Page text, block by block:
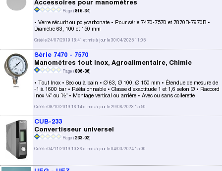
Accessoires pour manomètres
Page (816-34)
• Verre sécurit ou polycarbonate • Pour série 7470-7570 et 7870B-7970B •
Diamètre 63, 100 et 150 mm
Créé le 24/07/2019 18:41 et mis à jour le 30/04/2025 11:05
Série 7470 - 7570
Manomètres tout inox, Agroalimentaire, Chimie
Page (806-36)
• Tout Inox • Sec ou à bain • Ø 63, Ø 100, Ø 150 mm • Étendue de mesure de
-1 à 1600 bar • Réétalonnable • Classe d'exactitude 1 et 1,6 selon Ø • Raccord
inox ¼" ou ½" • Montage vertical ou arrière • Avec ou sans collerette
Créé le 08/10/2019 16:14 et mis à jour le 29/06/2023 15:50
CUB-233
Convertisseur universel
Page (233-02)
Créé le 04/11/2019 10:36 et mis à jour le 04/03/2024 15:00